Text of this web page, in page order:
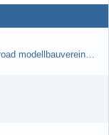
Gibt es noch in Raum Hannover RC Car Offroad modellbauvereine, habe selbst schon gegoogelt aber erfolglos